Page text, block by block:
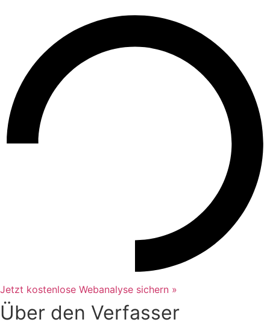
Jetzt kostenlose Webanalyse sichern »
Über den Verfasser